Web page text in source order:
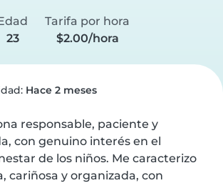
23
Tarifa por hora
$2.00/hora
Hace 2 meses
responsable, paciente y
con genuino interés en el
de los niños. Me caracterizo
cariñosa y organizada, con